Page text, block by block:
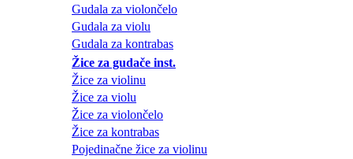
Gudala za violončelo
Gudala za violu
Gudala za kontrabas
Žice za gudače inst.
Žice za violinu
Žice za violu
Žice za violončelo
Žice za kontrabas
Pojedinačne žice za violinu